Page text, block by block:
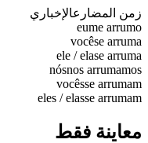
زمن المضارعالإخباري
eume arrumo
vocêse arruma
ele / elase arruma
nósnos arrumamos
vocêsse arrumam
eles / elasse arrumam
معاينة فقط